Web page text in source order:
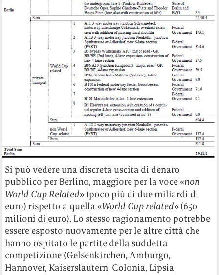
Si può vedere una discreta uscita di denaro
pubblico per Berlino, maggiore per la voce «non
World Cup Related» (poco più di due miliardi di
euro) rispetto a quella «World Cup related» (650
milioni di euro). Lo stesso ragionamento potrebbe
essere esposto nuovamente per le altre città che
hanno ospitato le partite della suddetta
competizione (Gelsenkirchen, Amburgo,
Hannover, Kaiserslautern, Colonia, Lipsia,